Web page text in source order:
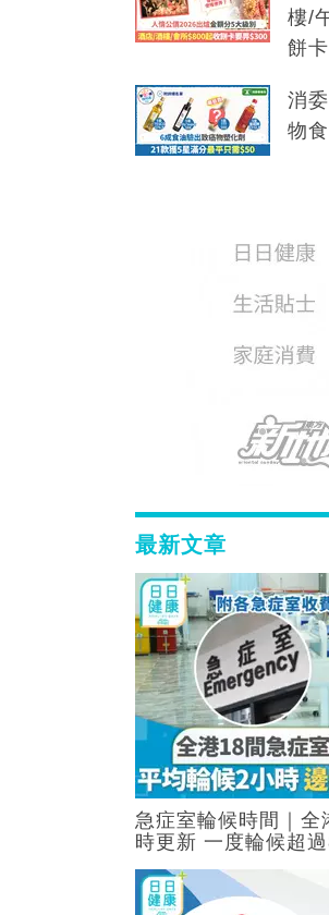
樓/
餅
消
物
最新文章
急症室輪候時間｜全
時更新 一度輪候超過